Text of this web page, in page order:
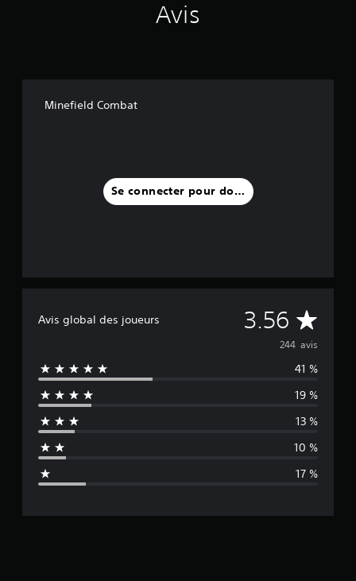
Avis
Minefield Combat
Se connecter pour donner un avis
Avis global des joueurs 3.56 M
o
y
e
n
d
244 avis
41 %
19 %
13 %
10 %
17 %